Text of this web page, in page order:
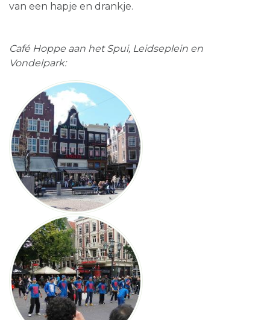
van een hapje en drankje.
Café Hoppe aan het Spui, Leidseplein en
Vondelpark: